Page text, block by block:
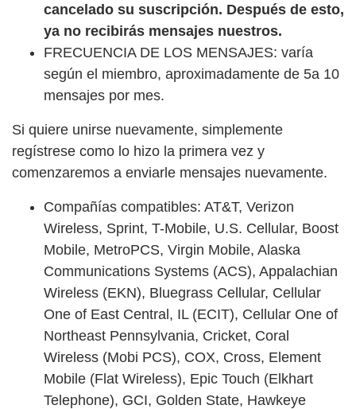
cancelado su suscripción. Después de esto,
ya no recibirás mensajes nuestros.
FRECUENCIA DE LOS MENSAJES: varía
según el miembro, aproximadamente de 5a 10
mensajes por mes.
Si quiere unirse nuevamente, simplemente
regístrese como lo hizo la primera vez y
comenzaremos a enviarle mensajes nuevamente.
Compañías compatibles: AT&T, Verizon
Wireless, Sprint, T-Mobile, U.S. Cellular, Boost
Mobile, MetroPCS, Virgin Mobile, Alaska
Communications Systems (ACS), Appalachian
Wireless (EKN), Bluegrass Cellular, Cellular
One of East Central, IL (ECIT), Cellular One of
Northeast Pennsylvania, Cricket, Coral
Wireless (Mobi PCS), COX, Cross, Element
Mobile (Flat Wireless), Epic Touch (Elkhart
Telephone), GCI, Golden State, Hawkeye